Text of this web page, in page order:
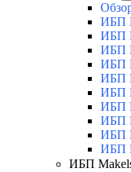
ИБП
ИБП
ИБП
ИБП
ИБП
ИБП
ИБП
ИБП
ИБП
ИБП
ИБП